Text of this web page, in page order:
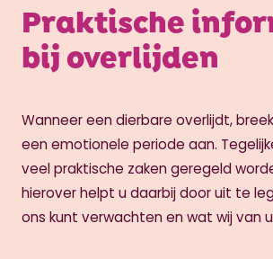
Praktische
bij overlijden
Wanneer een dierbare overlijdt,
een emotionele periode aan.
veel praktische zaken geregeld
hierover helpt u daarbij door uit te
ons kunt verwachten en wat wij van